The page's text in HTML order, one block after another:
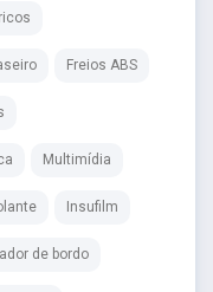
Freios ABS
Multimídia
Insufilm
de bordo